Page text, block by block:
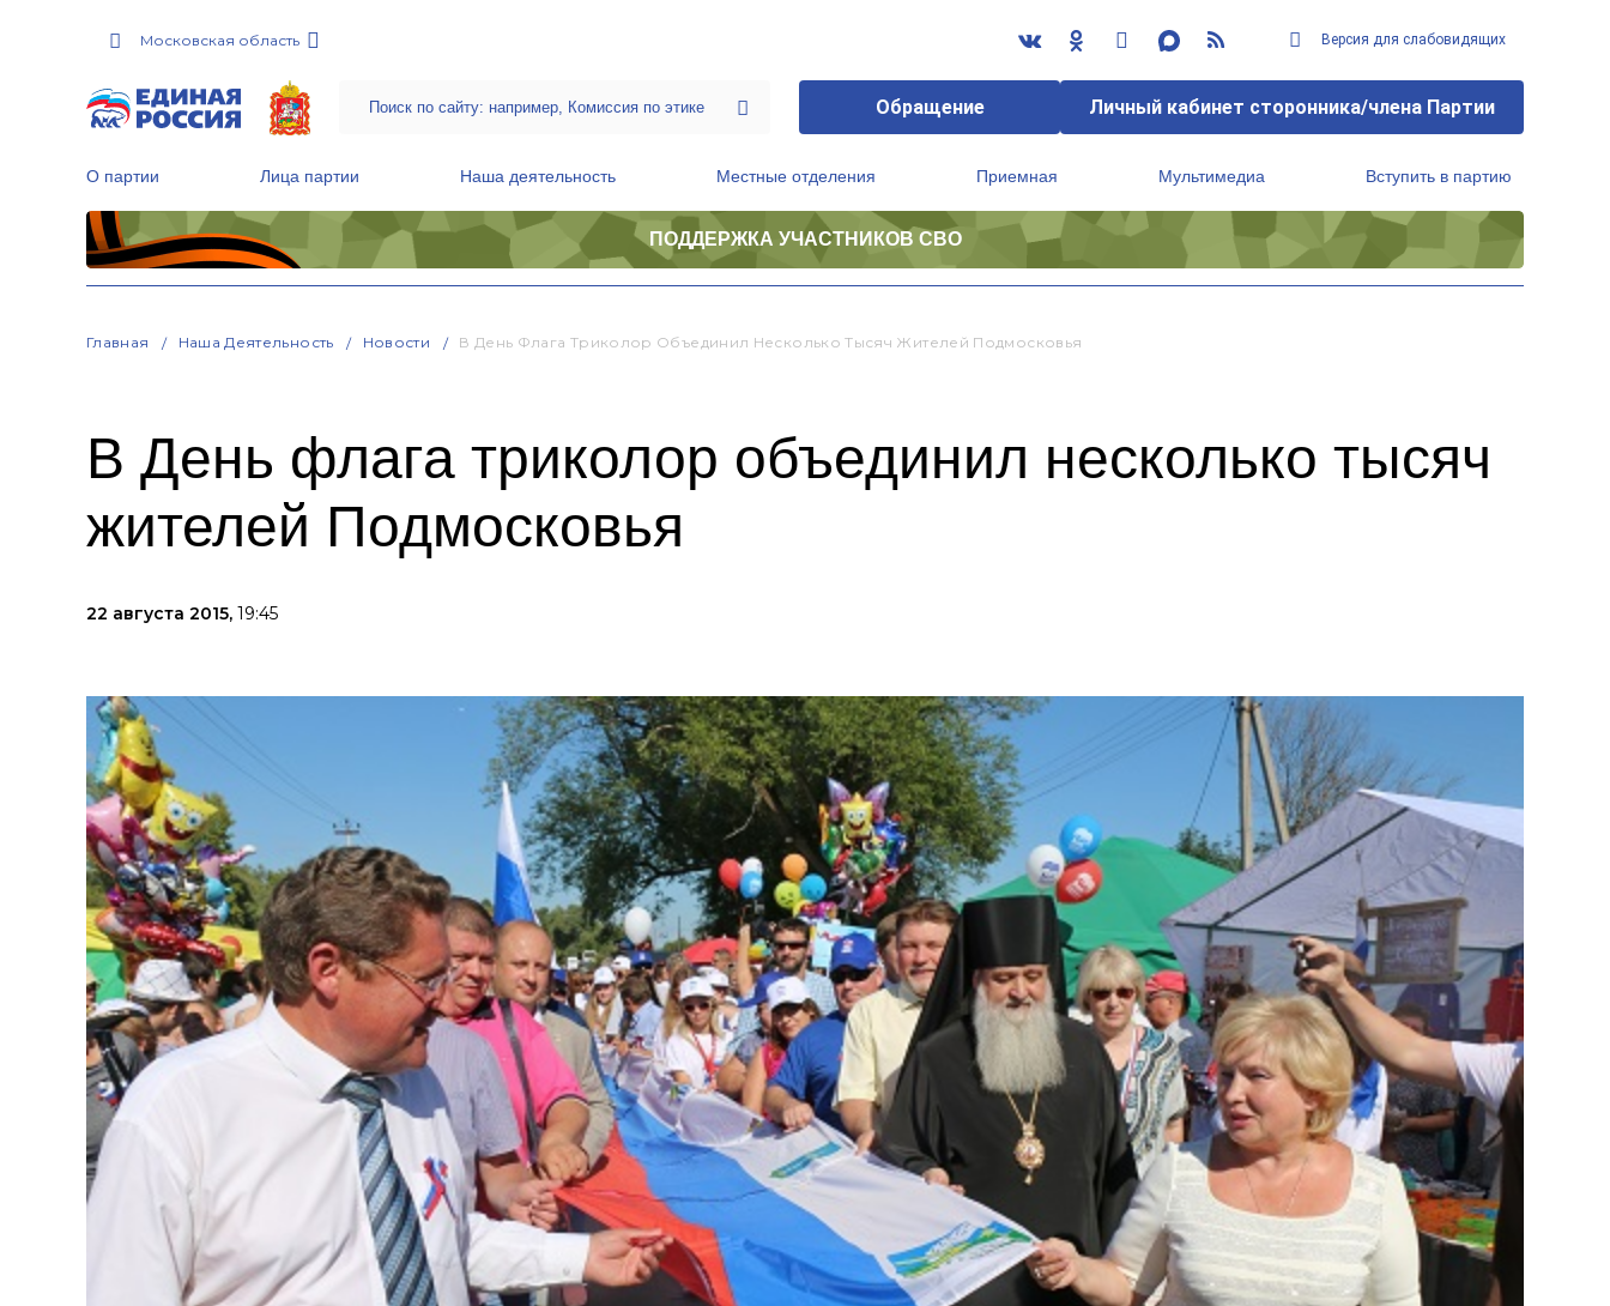
Московская область Версия для слабовидящих
Обращение Личный кабинет сторонника/члена Партии
О партии Лица партии Наша деятельность Местные отделения Приемная Мультимедиа Вступить в партию
ПОДДЕРЖКА УЧАСТНИКОВ СВО
Главная Наша Деятельность Новости В День Флага Триколор Объединил Несколько Тысяч Жителей Подмосковья
В День флага триколор объединил несколько тысяч
жителей Подмосковья
22 августа 2015, 19:45